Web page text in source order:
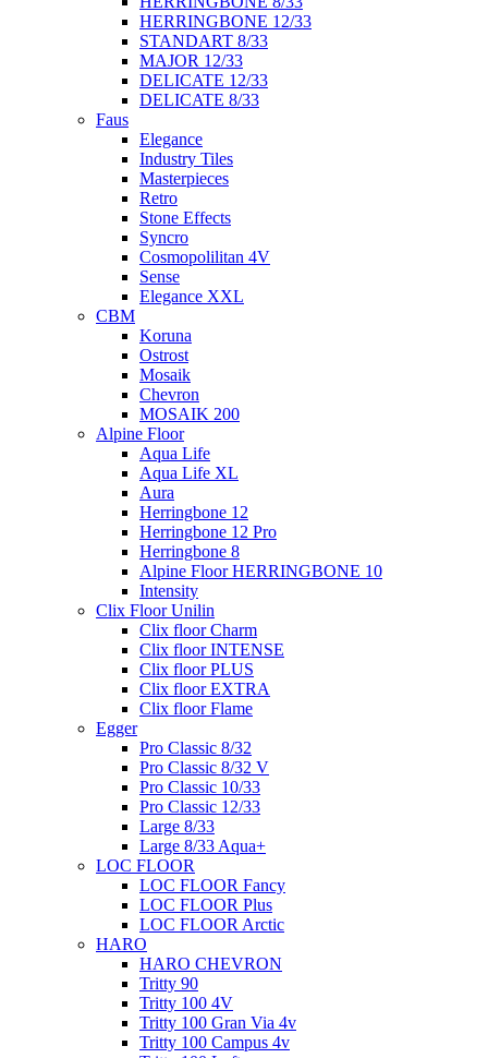
HERRINGBONE 12/33
STANDART 8/33
MAJOR 12/33
DELICATE 12/33
DELICATE 8/33
Faus
Elegance
Industry Tiles
Masterpieces
Retro
Stone Effects
Syncro
Cosmopolilitan 4V
Sense
Elegance XXL
CBM
Koruna
Ostrost
Mosaik
Chevron
MOSAIK 200
Alpine Floor
Aqua Life
Aqua Life XL
Aura
Herringbone 12
Herringbone 12 Pro
Herringbone 8
Alpine Floor HERRINGBONE 10
Intensity
Clix Floor Unilin
Clix floor Charm
Clix floor INTENSE
Clix floor PLUS
Clix floor EXTRA
Clix floor Flame
Egger
Pro Classic 8/32
Pro Classic 8/32 V
Pro Classic 10/33
Pro Classic 12/33
Large 8/33
Large 8/33 Aqua+
LOC FLOOR
LOC FLOOR Fancy
LOC FLOOR Plus
LOC FLOOR Arctic
HARO
HARO CHEVRON
Tritty 90
Tritty 100 4V
Tritty 100 Gran Via 4v
Tritty 100 Campus 4v